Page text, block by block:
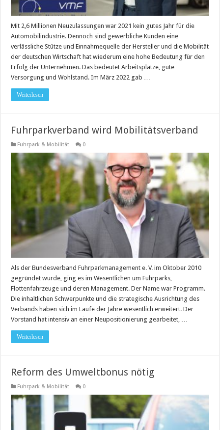
Mit 2,6 Millionen Neuzulassungen war 2021 kein gutes Jahr für die
Automobilindustrie. Dennoch sind gewerbliche Kunden eine
verlässliche Stütze und Einnahmequelle der Hersteller und die Mobilität
der deutschen Wirtschaft hat wiederum eine hohe Bedeutung für den
Erfolg der Unternehmen. Das bedeutet Arbeitsplätze, gute
Versorgung und Wohlstand. Im März 2022 gab …
Weiterlesen
Fuhrparkverband wird Mobilitätsverband
Fuhrpark & Mobilität 0
Als der Bundesverband Fuhrparkmanagement e. V. im Oktober 2010
gegründet wurde, ging es im Wesentlichen um Fuhrparks,
Flottenfahrzeuge und deren Management. Der Name war Programm.
Die inhaltlichen Schwerpunkte und die strategische Ausrichtung des
Verbands haben sich im Laufe der Jahre wesentlich erweitert. Der
Vorstand hat intensiv an einer Neupositionierung gearbeitet, …
Weiterlesen
Reform des Umweltbonus nötig
Fuhrpark & Mobilität 0